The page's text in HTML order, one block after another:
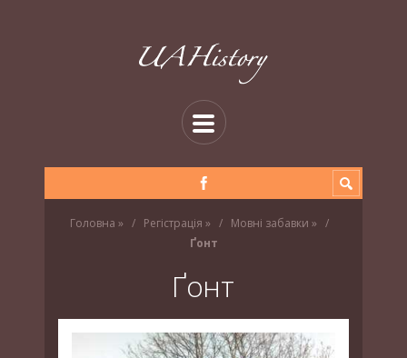
Головна » Регістрація » Мовні забавки »
Ґонт
Ґонт